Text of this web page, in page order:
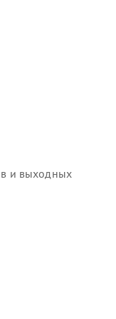
и выходных